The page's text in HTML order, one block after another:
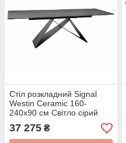
Стіл розкладний Signal
Westin Ceramic 160-
240х90 см Світло сірий
мат ніжки чорний мат
WESTINJSZC160
37 275 ₴